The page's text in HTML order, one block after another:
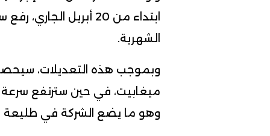
ابتداء من 20 أبريل
الشهرية.
وهو ما يضع الشركة في طليعة